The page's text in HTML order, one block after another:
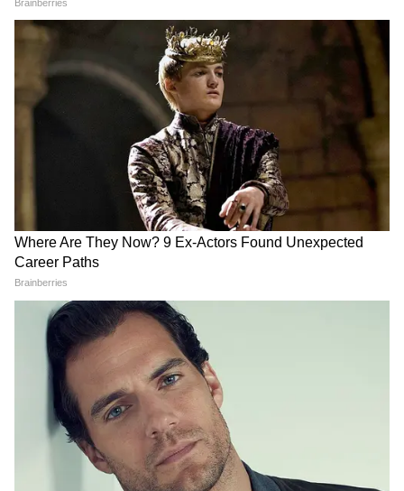
आंखों के अंदर लगाती हैं काजल?
डॉक्टर ने बताया कैसे बढ़ सकता है
स्टाई और कैलाजियन का खतरा
'100% नैचुरल' दावा पड़ा भारी',
FSSAI का Dabur पर बड़ा एक्शन-
कई प्रोडक्ट्स की बिक्री पर लगाया
बैन
LATEST VIDEOS
Modi in IIT Delhi: '1 लाख करोड़..अंग्रेजी में
बोलूं', देश के युवाओं को Modi ने दिया बहुत बड़ा
टास्क
देर रात Rishabh Pant की इस शिकायत पर
CM Pushkar Dhami की पहली प्रतिक्रिया